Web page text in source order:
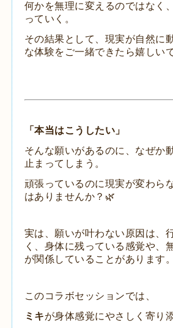
何かを無理に変えるのではなく
っていく。
その結果として、 現実が自然に
な体験をご一緒できたら嬉しい
「本当はこうしたい」
そんな願いがあるのに、 なぜか
止まってしまう。
頑張っているのに現実が変わら
はありませんか？🌿
実は、 願いが叶わない原因は、
く、 身体に残っている感覚や、
が関係していることがあります。
このコラボセッションでは、
ミキが身体感覚にやさしく寄り